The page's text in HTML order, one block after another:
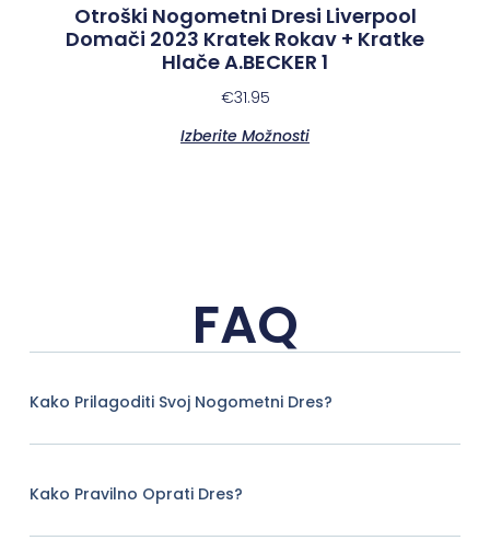
Otroški Nogometni Dresi Liverpool
Domači 2023 Kratek Rokav + Kratke
Hlače A.BECKER 1
€31.95
Izberite Možnosti
FAQ
Kako Prilagoditi Svoj Nogometni Dres?
Kako Pravilno Oprati Dres?